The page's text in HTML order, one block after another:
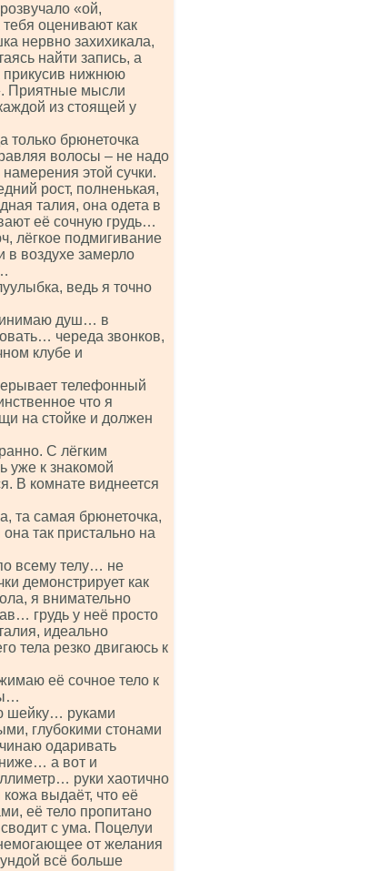
«ой,
оценивают как
нервно захихикала,
найти запись, а
прикусив нижнюю
Приятные мысли
из стоящей у
только брюнеточка
волосы – не надо
этой сучки.
рост, полненькая,
талия, она одета в
её сочную грудь…
лёгкое подмигивание
в воздухе замерло
ведь я точно
душ… в
череда звонков,
клубе и
телефонный
что я
на стойке и должен
С лёгким
уже к знакомой
В комнате виднеется
та самая брюнеточка,
так пристально на
всему телу… не
демонстрирует как
я внимательно
грудь у неё просто
идеально
тела резко двигаюсь к
её сочное тело к
шейку… руками
глубокими стонами
одаривать
а вот и
руки хаотично
выдаёт, что её
её тело пропитано
с ума. Поцелуи
от желания
всё больше